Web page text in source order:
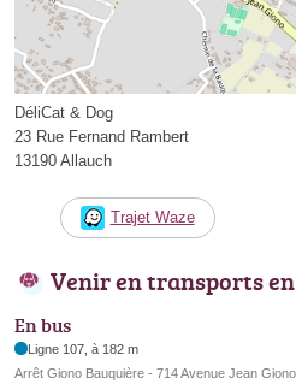
DéliCat & Dog
23 Rue Fernand Rambert
13190 Allauch
Trajet Waze
Venir en transports
En bus
Ligne 107, à 182 m
Arrêt Giono Bauquière - 714 Avenue Jean Giono